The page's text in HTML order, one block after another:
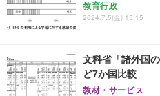
教育行政
2024.7.5(金) 15:15
文科省「諸外国
ど7か国比較
教材・サービス